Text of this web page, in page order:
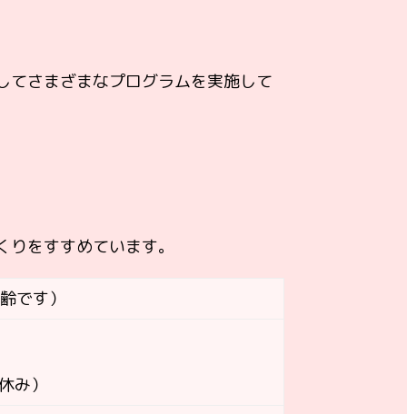
てさまざまなプログラムを実施して
をすすめています。
です）
み）